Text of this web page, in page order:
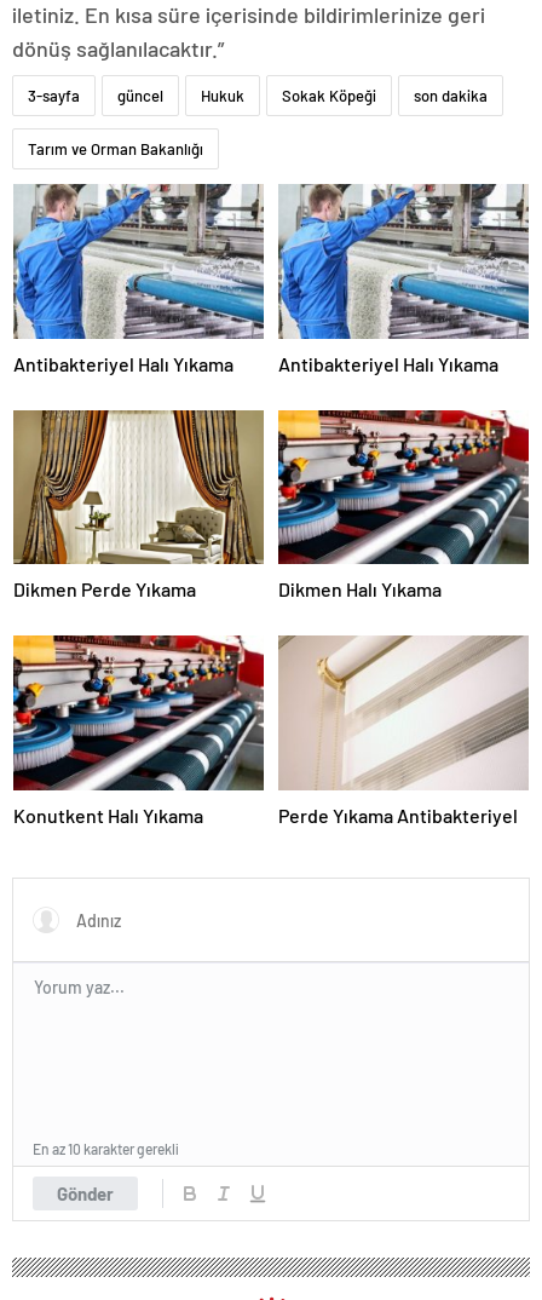
iletiniz. En kısa süre içerisinde bildirimlerinize geri
dönüş sağlanılacaktır.”
3-sayfa güncel Hukuk Sokak Köpeği son dakika
Tarım ve Orman Bakanlığı
Antibakteriyel Halı Yıkama Antibakteriyel Halı Yıkama
Dikmen Perde Yıkama Dikmen Halı Yıkama
Konutkent Halı Yıkama Perde Yıkama Antibakteriyel
Gönder
En az 10 karakter gerekli